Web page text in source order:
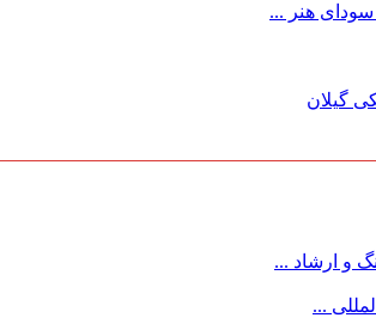
هنر ...
گیلان
و ارشاد ...
...